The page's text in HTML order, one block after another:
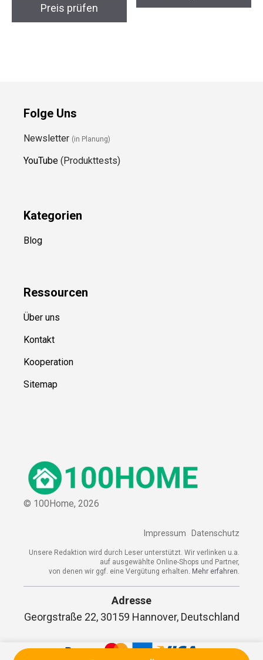
Preis prüfen
Folge Uns
Newsletter (in Planung)
YouTube (Produkttests)
Kategorien
Blog
Ressourcen
Über uns
Kontakt
Kooperation
Sitemap
© 100Home, 2026
Impressum Datenschutz
Unsere Redaktion wird durch Leser unterstützt. Wir verlinken u.a.
auf ausgewählte Online-Shops und Partner,
von denen wir ggf. eine Vergütung erhalten. Mehr erfahren.
Adresse
Georgstraße 22, 30159 Hannover, Deutschland